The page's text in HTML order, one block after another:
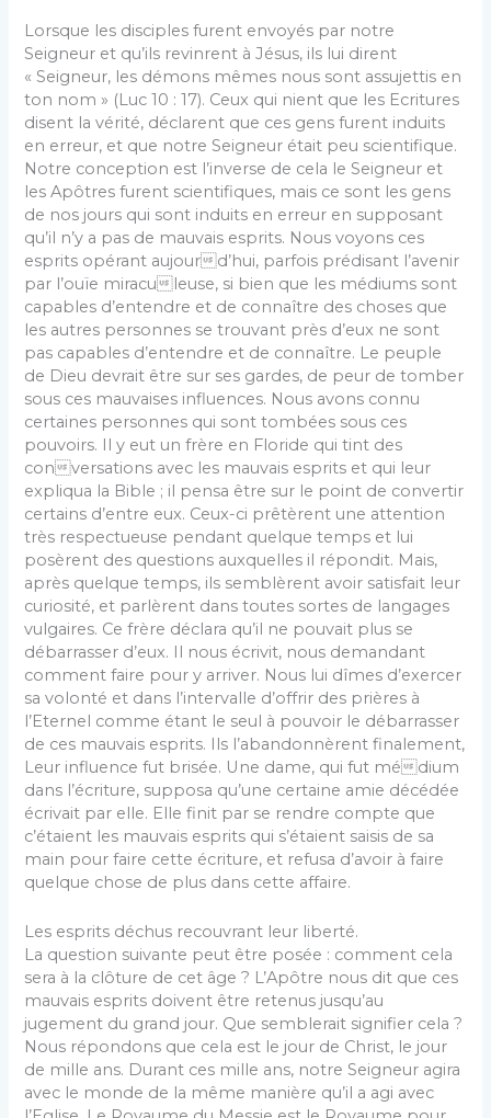
Lorsque les disciples furent envoyés par notre
Seigneur et qu’ils revinrent à Jésus, ils lui dirent
« Seigneur, les démons mêmes nous sont assujettis en
ton nom » (Luc 10 : 17). Ceux qui nient que les Ecritures
disent la vérité, déclarent que ces gens furent induits
en erreur, et que notre Seigneur était peu scientifique.
Notre conception est l’inverse de cela le Seigneur et
les Apôtres furent scientifiques, mais ce sont les gens
de nos jours qui sont induits en erreur en supposant
qu’il n’y a pas de mauvais esprits. Nous voyons ces
esprits opérant aujourd’hui, parfois prédisant l’avenir
par l’ouïe miraculeuse, si bien que les médiums sont
capables d’entendre et de connaître des choses que
les autres personnes se trouvant près d’eux ne sont
pas capables d’entendre et de connaître. Le peuple
de Dieu devrait être sur ses gardes, de peur de tomber
sous ces mauvaises influences. Nous avons connu
certaines personnes qui sont tombées sous ces
pouvoirs. Il y eut un frère en Floride qui tint des
conversations avec les mauvais esprits et qui leur
expliqua la Bible ; il pensa être sur le point de convertir
certains d’entre eux. Ceux-ci prêtèrent une attention
très respectueuse pendant quelque temps et lui
posèrent des questions auxquelles il répondit. Mais,
après quelque temps, ils semblèrent avoir satisfait leur
curiosité, et parlèrent dans toutes sortes de langages
vulgaires. Ce frère déclara qu’il ne pouvait plus se
débarrasser d’eux. Il nous écrivit, nous demandant
comment faire pour y arriver. Nous lui dîmes d’exercer
sa volonté et dans l’intervalle d’offrir des prières à
l’Eternel comme étant le seul à pouvoir le débarrasser
de ces mauvais esprits. Ils l’abandonnèrent finalement,
Leur influence fut brisée. Une dame, qui fut médium
dans l’écriture, supposa qu’une certaine amie décédée
écrivait par elle. Elle finit par se rendre compte que
c’étaient les mauvais esprits qui s’étaient saisis de sa
main pour faire cette écriture, et refusa d’avoir à faire
quelque chose de plus dans cette affaire.
Les esprits déchus recouvrant leur liberté.
La question suivante peut être posée : comment cela
sera à la clôture de cet âge ? L’Apôtre nous dit que ces
mauvais esprits doivent être retenus jusqu’au
jugement du grand jour. Que semblerait signifier cela ?
Nous répondons que cela est le jour de Christ, le jour
de mille ans. Durant ces mille ans, notre Seigneur agira
avec le monde de la même manière qu’il a agi avec